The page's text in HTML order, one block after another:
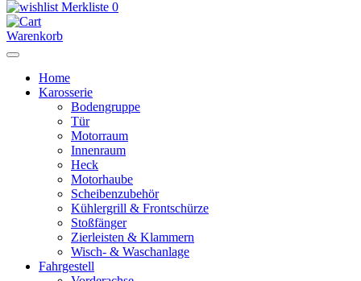
Merkliste 0
Warenkorb
Home
Karosserie
Bodengruppe
Tür
Motorraum
Innenraum
Heck
Motorhaube
Scheibenzubehör
Kühlergrill & Frontschürze
Stoßfänger
Zierleisten & Klammern
Wisch- & Waschanlage
Fahrgestell